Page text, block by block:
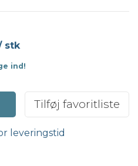
stk
ind!
Tilføj favoritliste
leveringstid